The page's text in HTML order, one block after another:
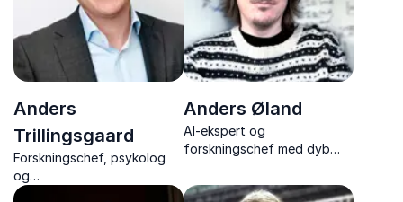
Anders
Trillingsgaard
Forskningschef, psykolog
og
bestyrelsesformand Anders
Anders Øland
AI-ekspert og
forskningschef med dyb
kreative brancher.